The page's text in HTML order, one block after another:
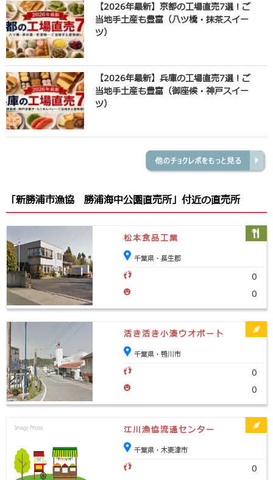
【2026年最新】京都の工場直売7選！ご
当地手土産も豊富（八ツ橋・抹茶スイー
ツ）
【2026年最新】兵庫の工場直売7選！ご
当地手土産も豊富（御座候・神戸スイー
ツ）
「新勝浦市漁協 勝浦海中公園直売所」付近の直売所
松本食品工業
千葉県・長生郡
0
0
活き活き小湊ウオポート
千葉県・鴨川市
0
0
江川漁協流通センター
千葉県・木更津市
0